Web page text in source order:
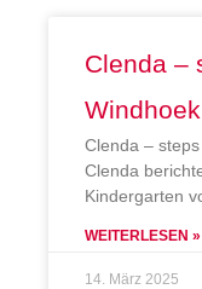
Clenda –
Windhoek
Clenda –
Clenda
Kindergarten
WEITERLESEN »
14. März 2025